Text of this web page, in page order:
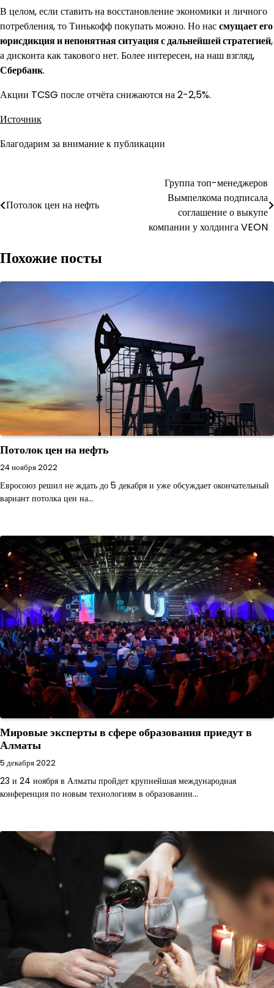
В целом, если ставить на восстановление экономики и личного
потребления, то Тинькофф покупать можно. Но нассмущает его
юрисдикция и непонятная ситуация с дальнейшей стратегией,
а дисконта как такового нет. Более интересен, на наш взгляд,
Сбербанк.
Акции TCSG после отчёта снижаются на 2-2,5%.
Источник
Благодарим за внимание к публикации
поПотолок цен на нефть
Группа топ-менеджеров
Вымпелкома подписала
соглашение о выкупе
компании у холдинга VEON
Похожие посты
Потолок цен на нефть
24 ноября 2022
Евросоюз решил не ждать до 5 декабря и уже обсуждает окончательный
вариант потолка цен на…
Мировые эксперты в сфере образования приедут в
Алматы
5 декабря 2022
23 и 24 ноября в Алматы пройдет крупнейшая международная
конференция по новым технологиям в образовании…